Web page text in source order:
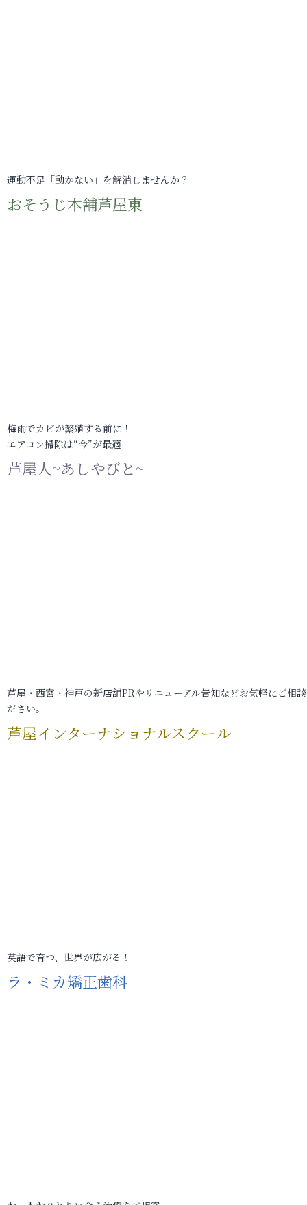
運動不足「動かない」を解消しませんか？
おそうじ本舗芦屋東
梅雨でカビが繁殖する前に！
エアコン掃除は“今”が最適
芦屋人~あしやびと~
芦屋・西宮・神戸の新店舗PRやリニューアル告知などお気軽にご相
ださい。
芦屋インターナショナルスクール
英語で育つ、世界が広がる！
ラ・ミカ矯正歯科